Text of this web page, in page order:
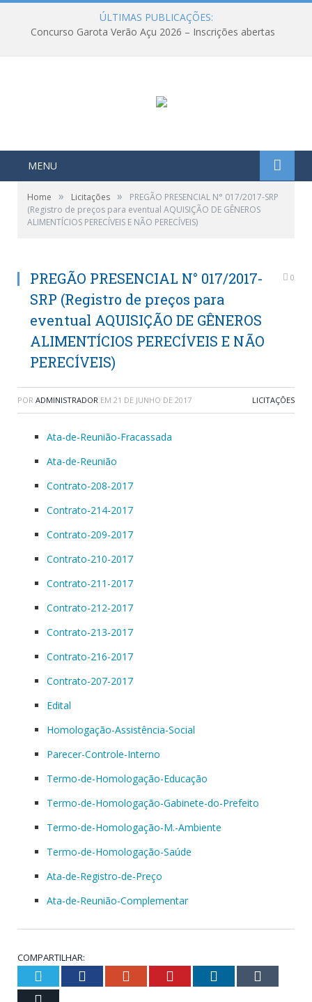
ÚLTIMAS PUBLICAÇÕES:
Concurso Garota Verão Açu 2026 – Inscrições abertas
MENU
Home » Licitações »
PREGÃO PRESENCIAL N° 017/2017-SRP
(Registro de preços para eventual AQUISIÇÃO DE GÊNEROS
ALIMENTÍCIOS PERECÍVEIS E NÃO PERECÍVEIS)
PREGÃO PRESENCIAL N° 017/2017-
SRP (Registro de preços para
eventual AQUISIÇÃO DE GÊNEROS
ALIMENTÍCIOS PERECÍVEIS E NÃO
PERECÍVEIS)
0
POR ADMINISTRADOR EM 21 DE JUNHO DE 2017 LICITAÇÕES
Ata-de-Reunião-Fracassada
Ata-de-Reunião
Contrato-208-2017
Contrato-214-2017
Contrato-209-2017
Contrato-210-2017
Contrato-211-2017
Contrato-212-2017
Contrato-213-2017
Contrato-216-2017
Contrato-207-2017
Edital
Homologação-Assistência-Social
Parecer-Controle-Interno
Termo-de-Homologação-Educação
Termo-de-Homologação-Gabinete-do-Prefeito
Termo-de-Homologação-M.-Ambiente
Termo-de-Homologação-Saúde
Ata-de-Registro-de-Preço
Ata-de-Reunião-Complementar
COMPARTILHAR:
Twitter Facebook Google+ Pinterest LinkedIn